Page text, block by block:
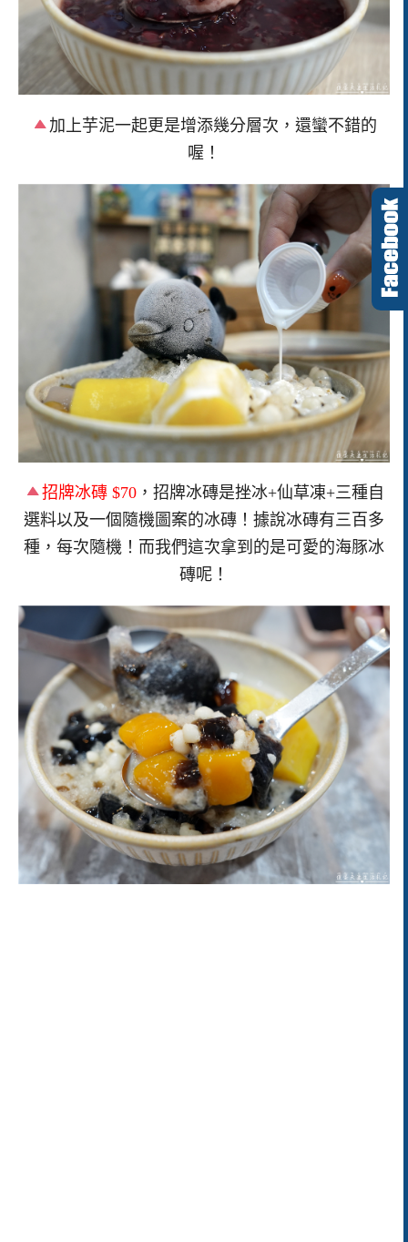
加上芋泥一起更是增添幾分層次，還蠻不錯的
喔！
招牌冰磚 $70 ，招牌冰磚是挫冰+仙草凍+三種自
選料以及一個隨機圖案的冰磚！據說冰磚有三百多
種，每次隨機！而我們這次拿到的是可愛的海豚冰
磚呢！